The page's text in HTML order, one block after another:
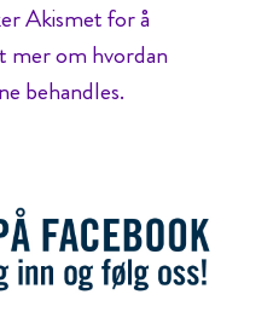
Akismet for å
mer om hvordan
behandles.